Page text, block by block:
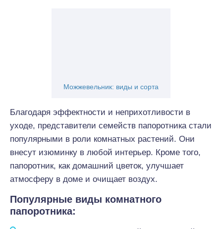
Можжевельник: виды и сорта
Благодаря эффектности и неприхотливости в
уходе, представители семейств папоротника стали
популярными в роли комнатных растений. Они
внесут изюминку в любой интерьер. Кроме того,
папоротник, как домашний цветок, улучшает
атмосферу в доме и очищает воздух.
Популярные виды комнатного
папоротника: